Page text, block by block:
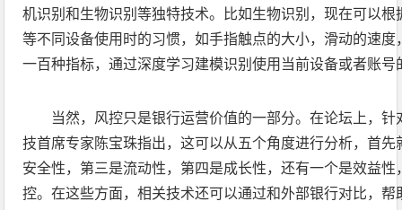
机识别和生物识别等独特技术。比如生物识别，现在可以
等不同设备使用时的习惯，如手指触点的大小，滑动的速
一百种指标，通过深度学习建模识别使用当前设备或者账号
当然，风控只是银行运营价值的一部分。在论坛上，
技首席专家陈宝珠指出，这可以从五个角度进行分析，首
安全性，第三是流动性，第四是成长性，还有一个是效益
控。在这些方面，相关技术还可以通过和外部银行对比，